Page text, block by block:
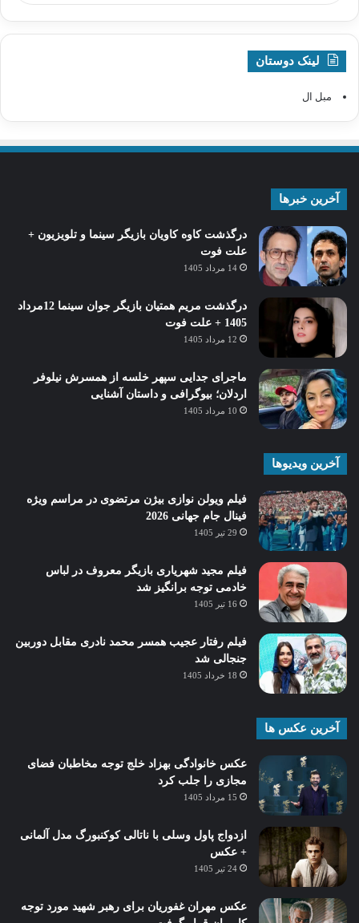
لینک دوستان
مبل ال
آخرین خبرها
درگذشت کاوه کاویان بازیگر سینما و تلویزیون +
علت فوت
14 مرداد 1405
درگذشت مریم همتیان بازیگر جوان سینما 12مرداد
1405 + علت فوت
12 مرداد 1405
ماجرای جدایی سپهر خلسه از همسرش نیلوفر
اردلان؛ بیوگرافی و داستان آشنایی
10 مرداد 1405
آخرین ویدیوها
فیلم ویولن نوازی بیژن مرتضوی در مراسم ویژه
فینال جام جهانی 2026
29 تیر 1405
فیلم مجید شهریاری بازیگر معروف در لباس
خادمی توجه برانگیز شد
16 تیر 1405
فیلم رفتار عجیب همسر محمد نادری مقابل دوربین
جنجالی شد
18 خرداد 1405
آخرین عکس ها
عکس خانوادگی بهزاد خلج توجه مخاطبان فضای
مجازی را جلب کرد
15 مرداد 1405
ازدواج پاول وسلی با ناتالی کوکنبورگ مدل آلمانی
+ عکس
24 تیر 1405
عکس مهران غفوریان برای رهبر شهید مورد توجه